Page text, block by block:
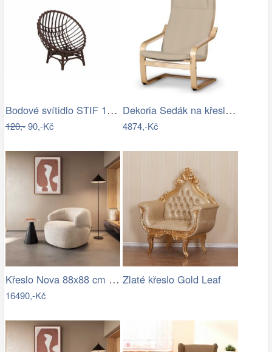
Bodové svítidlo STIF 1xGU10/30W/230V…
120,-90,-Kč
Dekoria Sedák na křeslo IKEA Poäng II,…
4874,-Kč
Křeslo Nova 88x88 cm manšestr béžová
16490,-Kč
Zlaté křeslo Gold Leaf